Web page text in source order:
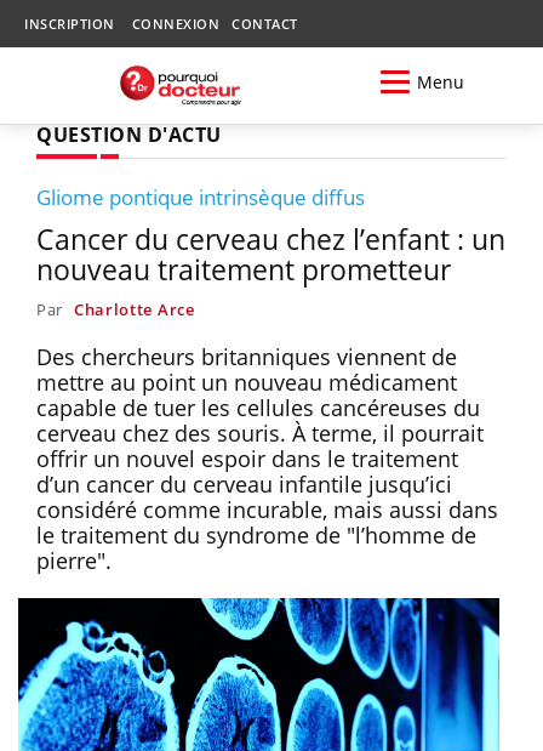
INSCRIPTION CONNEXION CONTACT
Menu
QUESTION D'ACTU
Gliome pontique intrinsèque diffus
Cancer du cerveau chez l’enfant : un
nouveau traitement prometteur
Par Charlotte Arce
Des chercheurs britanniques viennent de
mettre au point un nouveau médicament
capable de tuer les cellules cancéreuses du
cerveau chez des souris. À terme, il pourrait
offrir un nouvel espoir dans le traitement
d’un cancer du cerveau infantile jusqu’ici
considéré comme incurable, mais aussi dans
le traitement du syndrome de "l’homme de
pierre".